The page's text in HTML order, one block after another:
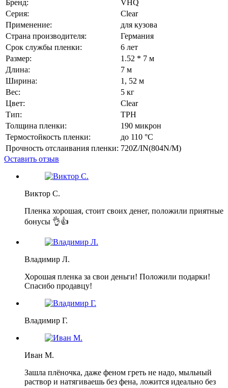
Бренд:
VHQ
Серия:
Clear
Применение:
для кузова
Страна производителя:
Германия
Срок службы пленки:
6 лет
Размер:
1.52 * 7 м
Длина:
7 м
Ширина:
1, 52 м
Вес:
5 кг
Цвет:
Сlear
Тип:
TPH
Толщина пленки:
190 микрон
Термостойкость пленки:
до 110 °C
Прочность отслаивания пленки: 720Z/IN(804N/M)
Оставить отзыв
Виктор С.
Пленка хорошая, стоит своих денег, положили приятные
бонусы 👌👍
Владимир Л.
Хорошая пленка за свои деньги! Положили подарки!
Спасибо продавцу!
Владимир Г.
Иван М.
Зашла плёночка, даже феном греть не надо, мыльный
раствор и натягиваешь без фена, ложится идеально без